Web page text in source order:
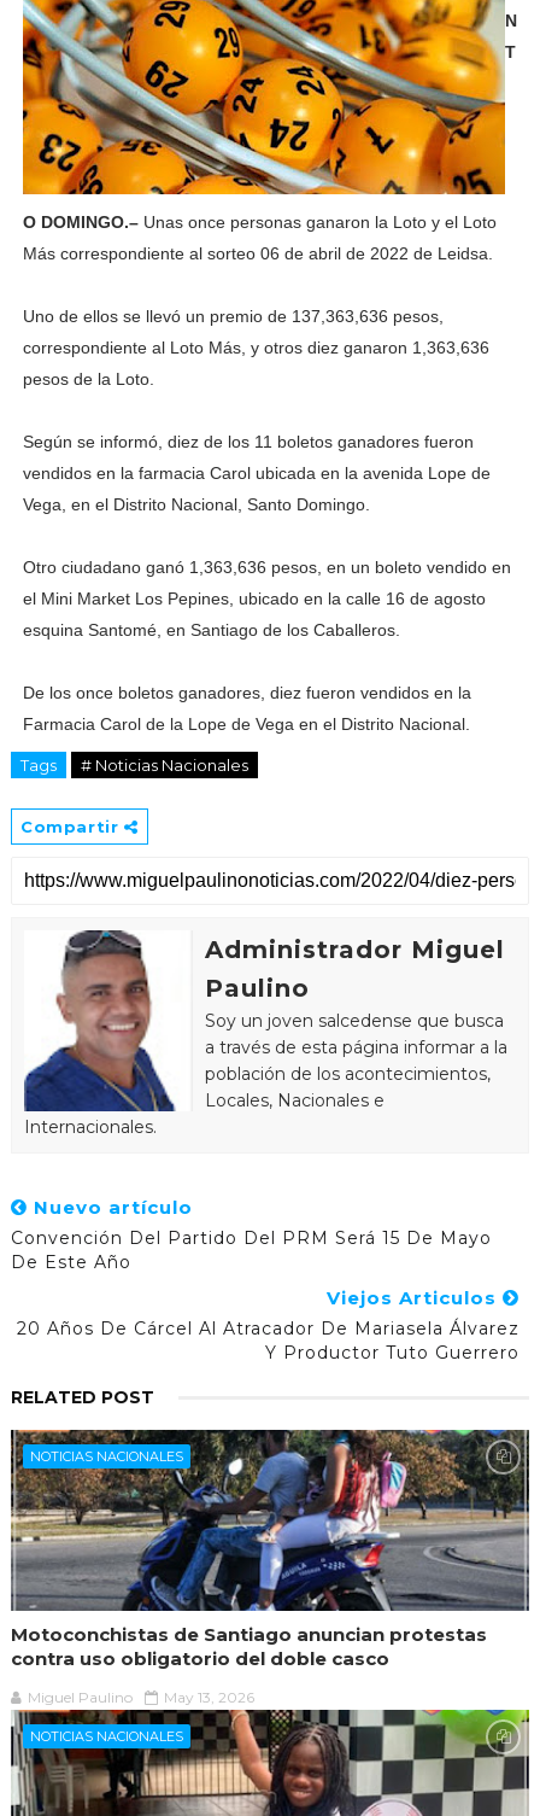
N
T
O DOMINGO.– Unas once personas ganaron la Loto y el Loto
Más correspondiente al sorteo 06 de abril de 2022 de Leidsa.
Uno de ellos se llevó un premio de 137,363,636 pesos,
correspondiente al Loto Más, y otros diez ganaron 1,363,636
pesos de la Loto.
Según se informó, diez de los 11 boletos ganadores fueron
vendidos en la farmacia Carol ubicada en la avenida Lope de
Vega, en el Distrito Nacional, Santo Domingo.
Otro ciudadano ganó 1,363,636 pesos, en un boleto vendido en
el Mini Market Los Pepines, ubicado en la calle 16 de agosto
esquina Santomé, en Santiago de los Caballeros.
De los once boletos ganadores, diez fueron vendidos en la
Farmacia Carol de la Lope de Vega en el Distrito Nacional.
Tags # Noticias Nacionales
Compartir
Administrador Miguel
Paulino
Soy un joven salcedense que busca
a través de esta página informar a la
población de los acontecimientos,
Locales, Nacionales e
Internacionales.
Nuevo artículo
Convención Del Partido Del PRM Será 15 De Mayo
De Este Año
Viejos Articulos
20 Años De Cárcel Al Atracador De Mariasela Álvarez
Y Productor Tuto Guerrero
RELATED POST
NOTICIAS NACIONALES
Motoconchistas de Santiago anuncian protestas
contra uso obligatorio del doble casco
Miguel Paulino May 13, 2026
NOTICIAS NACIONALES